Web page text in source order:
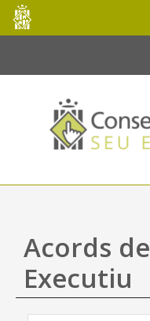
Salta al contingut principal
Consell
de
Mallorca
Acords
Executiu